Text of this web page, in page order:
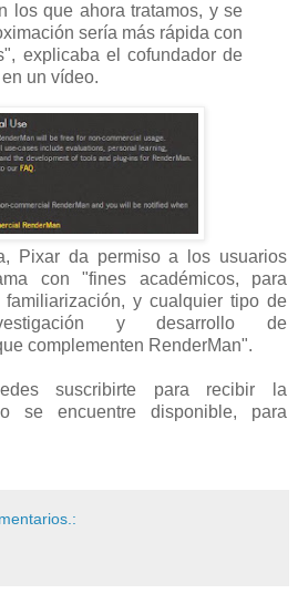
los que ahora tratamos, y se
sería más rápida con
explicaba el cofundador de
un vídeo.
Pixar da permiso a los usuarios
con "fines académicos, para
y cualquier tipo de
y desarrollo de
complementen RenderMan".
suscribirte para recibir la
se encuentre disponible, para